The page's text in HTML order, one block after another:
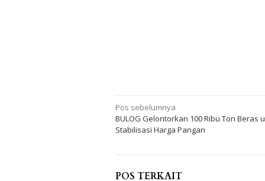
Navigasi
pos
Pos sebelumnya
BULOG Gelontorkan 100 Ribu Ton Beras
Stabilisasi Harga Pangan
POS TERKAIT